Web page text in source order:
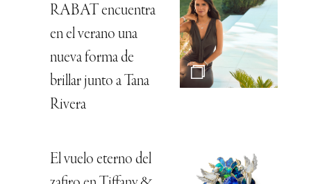
RABAT encuentra
en el verano una
nueva forma de
brillar junto a Tana
Rivera
El vuelo eterno del